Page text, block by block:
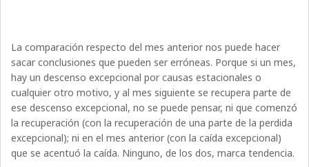
La comparación respecto del mes anterior nos puede hacer
sacar conclusiones que pueden ser erróneas. Porque si un mes,
hay un descenso excepcional por causas estacionales o
cualquier otro motivo, y al mes siguiente se recupera parte de
ese descenso excepcional, no se puede pensar, ni que comenzó
la recuperación (con la recuperación de una parte de la perdida
excepcional); ni en el mes anterior (con la caída excepcional)
que se acentuó la caída. Ninguno, de los dos, marca tendencia.